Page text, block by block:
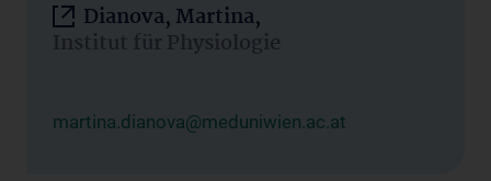
Dianova, Martina,
Institut für Physiologie
martina.dianova@meduniwien.ac.at